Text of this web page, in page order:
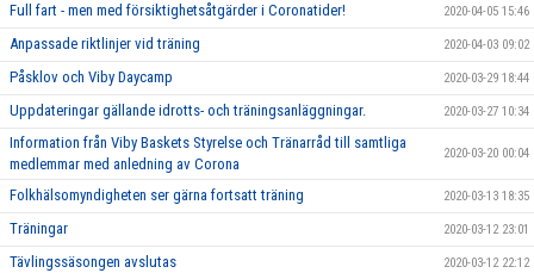
Full fart - men med försiktighetsåtgärder i Coronatider! 2020-04-05 15:46
Anpassade riktlinjer vid träning 2020-04-03 09:02
Påsklov och Viby Daycamp 2020-03-29 18:44
Uppdateringar gällande idrotts- och träningsanläggningar. 2020-03-27 10:34
Information från Viby Baskets Styrelse och Tränarråd till samtliga
medlemmar med anledning av Corona
2020-03-20 00:04
Folkhälsomyndigheten ser gärna fortsatt träning 2020-03-13 18:35
Träningar 2020-03-12 23:01
Tävlingssäsongen avslutas 2020-03-12 22:12